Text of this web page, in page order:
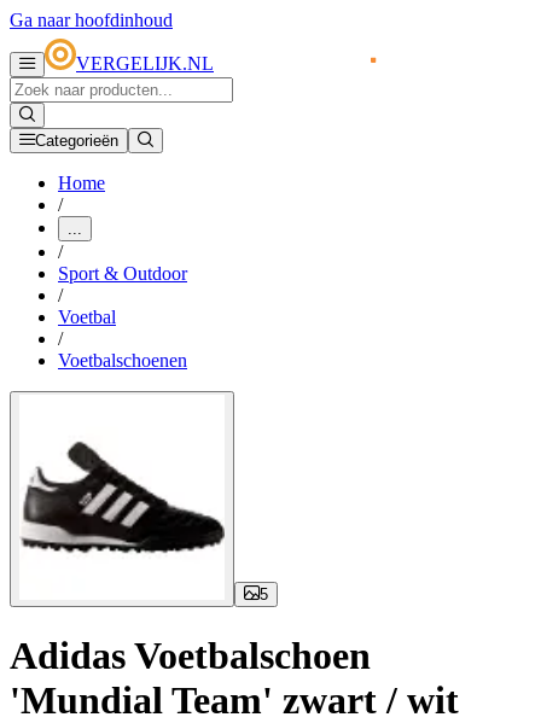
Ga naar hoofdinhoud
VERGELIJK.NL
Categorieën
Home
/
...
/
Sport & Outdoor
/
Voetbal
/
Voetbalschoenen
5
Adidas Voetbalschoen
'Mundial Team' zwart / wit